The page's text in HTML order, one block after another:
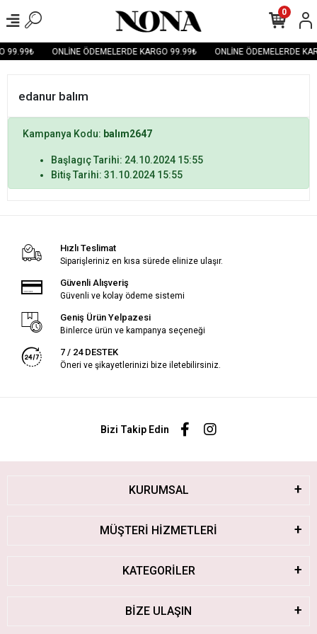
99.99₺ ONLİNE ÖDEMELERDE KARGO 99.99₺ ONLİNE ÖDEMELERDE
0
edanur balım
Kampanya Kodu: balım2647
Başlagıç Tarihi: 24.10.2024 15:55
Bitiş Tarihi: 31.10.2024 15:55
Hızlı Teslimat
Siparişleriniz en kısa sürede elinize ulaşır.
Güvenli Alışveriş
Güvenli ve kolay ödeme sistemi
Geniş Ürün Yelpazesi
Binlerce ürün ve kampanya seçeneği
7 / 24 DESTEK
Öneri ve şikayetlerinizi bize iletebilirsiniz.
Bizi Takip Edin
KURUMSAL
MÜŞTERİ HİZMETLERİ
KATEGORİLER
BİZE ULAŞIN